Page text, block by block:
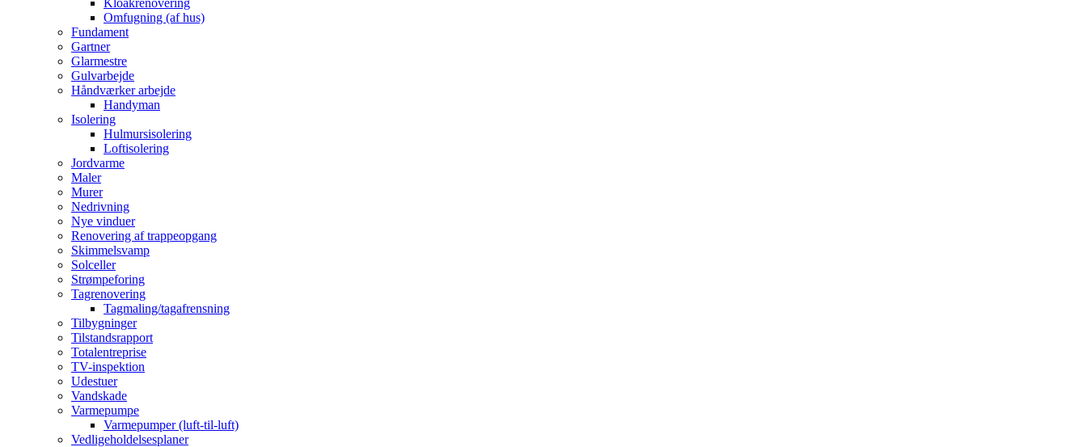
Kloakrenovering
Omfugning (af hus)
Fundament
Gartner
Glarmestre
Gulvarbejde
Håndværker arbejde
Handyman
Isolering
Hulmursisolering
Loftisolering
Jordvarme
Maler
Murer
Nedrivning
Nye vinduer
Renovering af trappeopgang
Skimmelsvamp
Solceller
Strømpeforing
Tagrenovering
Tagmaling/tagafrensning
Tilbygninger
Tilstandsrapport
Totalentreprise
TV-inspektion
Udestuer
Vandskade
Varmepumpe
Varmepumper (luft-til-luft)
Vedligeholdelsesplaner